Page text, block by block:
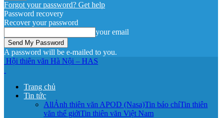
Forgot your password? Get help
Password recovery
Recover your password
your email
A password will be e-mailed to you.
Hội thiên văn Hà Nội – HAS
Trang chủ
Tin tức
AllẢnh thiên văn APOD (Nasa)Tin báo chíTin thiên
văn thế giớiTin thiên văn Việt Nam